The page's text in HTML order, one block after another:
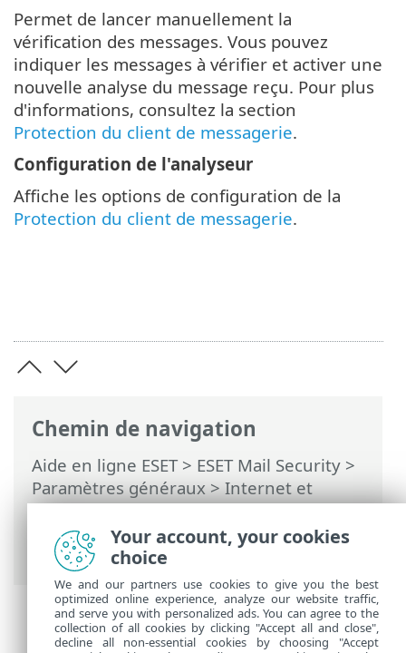
Chemin de navigation
Aide en ligne ESET> ESET Mail Security >
Paramètres généraux>Internet et
messagerie>Protection du client de
messagerie> Barre d'outils Microsoft
Outlook
Permet de lancer manuellement la
vérification des messages. Vous pouvez
indiquer les messages à vérifier et activer une
nouvelle analyse du message reçu. Pour plus
d'informations, consultez la section
Protection du client de messagerie.
Configuration de l'analyseur
Affiche les options de configuration de la
Protection du client de messagerie.
Your account, your cookies
choice
We and our partners use cookies to give you the best
optimized online experience, analyze our website traffic,
and serve you with personalized ads. You can agree to the
collection of all cookies by clicking "Accept all and close",
decline all non-essential cookies by choosing "Accept